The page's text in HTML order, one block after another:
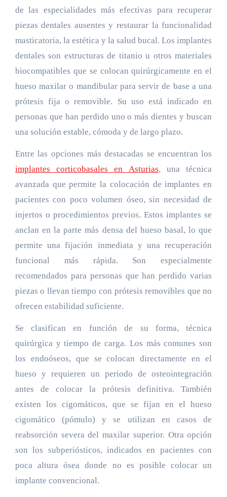
de las especialidades más efectivas para recuperar
piezas dentales ausentes y restaurar la funcionalidad
masticatoria, la estética y la salud bucal. Los implantes
dentales son estructuras de titanio u otros materiales
biocompatibles que se colocan quirúrgicamente en el
hueso maxilar o mandibular para servir de base a una
prótesis fija o removible. Su uso está indicado en
personas que han perdido uno o más dientes y buscan
una solución estable, cómoda y de largo plazo.
Entre las opciones más destacadas se encuentran los
implantes corticobasales en Asturias, una técnica
avanzada que permite la colocación de implantes en
pacientes con poco volumen óseo, sin necesidad de
injertos o procedimientos previos. Estos implantes se
anclan en la parte más densa del hueso basal, lo que
permite una fijación inmediata y una recuperación
funcional más rápida. Son especialmente
recomendados para personas que han perdido varias
piezas o llevan tiempo con prótesis removibles que no
ofrecen estabilidad suficiente.
Se clasifican en función de su forma, técnica
quirúrgica y tiempo de carga. Los más comunes son
los endoóseos, que se colocan directamente en el
hueso y requieren un periodo de osteointegración
antes de colocar la prótesis definitiva. También
existen los cigomáticos, que se fijan en el hueso
cigomático (pómulo) y se utilizan en casos de
reabsorción severa del maxilar superior. Otra opción
son los subperiósticos, indicados en pacientes con
poca altura ósea donde no es posible colocar un
implante convencional.